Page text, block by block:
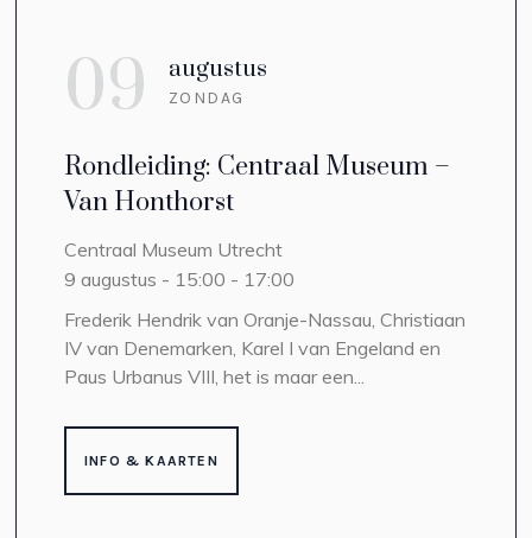
09 augustus
ZONDAG
Rondleiding: Centraal Museum –
Van Honthorst
Centraal Museum Utrecht
9 augustus - 15:00 - 17:00
Frederik Hendrik van Oranje-Nassau, Christiaan
IV van Denemarken, Karel I van Engeland en
Paus Urbanus VIII, het is maar een...
INFO & KAARTEN